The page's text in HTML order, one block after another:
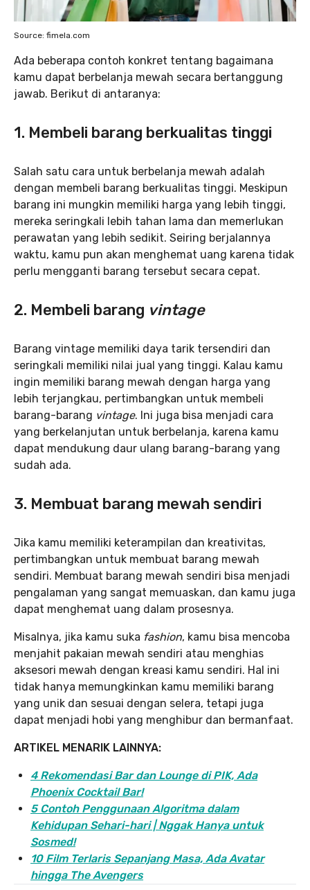
Source: fimela.com
Ada beberapa contoh konkret tentang bagaimana
kamu dapat berbelanja mewah secara bertanggung
jawab. Berikut di antaranya:
1. Membeli barang berkualitas tinggi
Salah satu cara untuk berbelanja mewah adalah
dengan membeli barang berkualitas tinggi. Meskipun
barang ini mungkin memiliki harga yang lebih tinggi,
mereka seringkali lebih tahan lama dan memerlukan
perawatan yang lebih sedikit. Seiring berjalannya
waktu, kamu pun akan menghemat uang karena tidak
perlu mengganti barang tersebut secara cepat.
2. Membeli barang vintage
Barang vintage memiliki daya tarik tersendiri dan
seringkali memiliki nilai jual yang tinggi. Kalau kamu
ingin memiliki barang mewah dengan harga yang
lebih terjangkau, pertimbangkan untuk membeli
barang-barang vintage. Ini juga bisa menjadi cara
yang berkelanjutan untuk berbelanja, karena kamu
dapat mendukung daur ulang barang-barang yang
sudah ada.
3. Membuat barang mewah sendiri
Jika kamu memiliki keterampilan dan kreativitas,
pertimbangkan untuk membuat barang mewah
sendiri. Membuat barang mewah sendiri bisa menjadi
pengalaman yang sangat memuaskan, dan kamu juga
dapat menghemat uang dalam prosesnya.
Misalnya, jika kamu suka fashion, kamu bisa mencoba
menjahit pakaian mewah sendiri atau menghias
aksesori mewah dengan kreasi kamu sendiri. Hal ini
tidak hanya memungkinkan kamu memiliki barang
yang unik dan sesuai dengan selera, tetapi juga
dapat menjadi hobi yang menghibur dan bermanfaat.
ARTIKEL MENARIK LAINNYA:
4 Rekomendasi Bar dan Lounge di PIK, Ada
Phoenix Cocktail Bar!
5 Contoh Penggunaan Algoritma dalam
Kehidupan Sehari-hari | Nggak Hanya untuk
Sosmed!
10 Film Terlaris Sepanjang Masa, Ada Avatar
hingga The Avengers